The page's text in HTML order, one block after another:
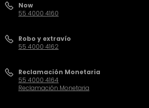
Now
55 4000 4160
Robo y extravío
55 4000 4162
Reclamación Monetaria
55 4000 4164
Reclamación Monetaria